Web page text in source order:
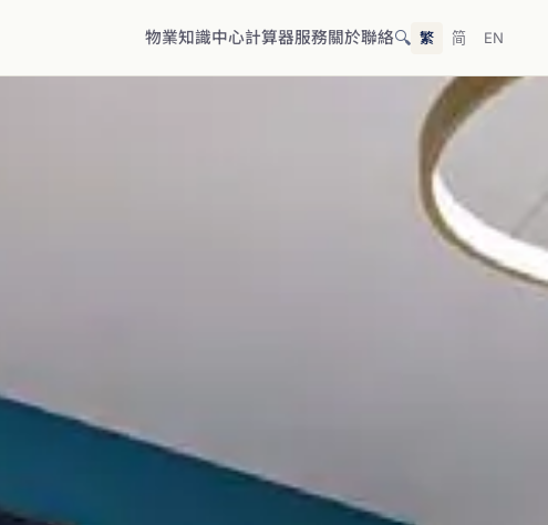
物業知識中心計算器服務關於聯絡🔍 繁 简 EN